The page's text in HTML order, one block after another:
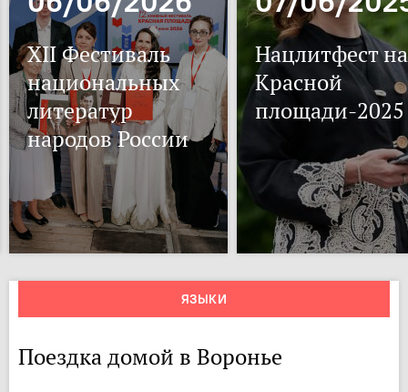
XII Фестиваль
национальных
литератур
народов России
Нацлитфест на
Красной
площади-2025
ЯЗЫКИ
Поездка домой в Воронье